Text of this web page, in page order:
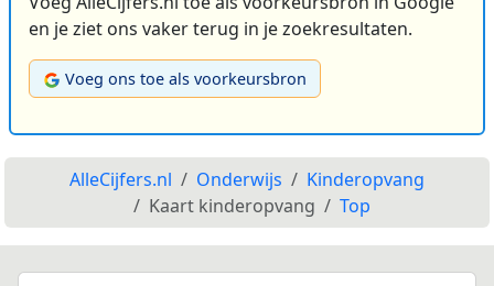
en je ziet ons vaker terug in je zoekresultaten.
Voeg ons toe als voorkeursbron
AlleCijfers.nl Onderwijs
Kinderopvang
Kaart kinderopvang
Top